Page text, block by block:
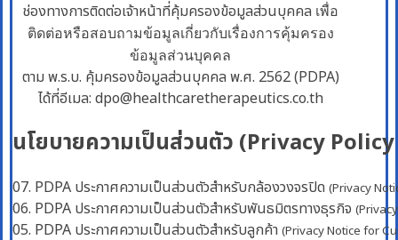
ช่องทางการติดต่อเจ้าหน้าที่คุ้มครองข้อมูลส่วนบุคคล เพื่อ
ติดต่อหรือสอบถามข้อมูลเกี่ยวกับเรื่องการคุ้มครอง
ข้อมูลส่วนบุคคล
ตาม พ.ร.บ. คุ้มครองข้อมูลส่วนบุคคล พ.ศ. 2562 (PDPA)
ได้ที่อีเมล: dpo@healthcaretherapeutics.co.th
นโยบายความเป็นส่วนตัว (Privacy
07. PDPA ประกาศความเป็นส่วนตัวสำหรับกล้องวงจรปิด (Privacy
06. PDPA ประกาศความเป็นส่วนตัวสำหรับพันธมิตรทางธุรกิจ
05. PDPA ประกาศความเป็นส่วนตัวสำหรับลูกค้า (Privacy Notice for